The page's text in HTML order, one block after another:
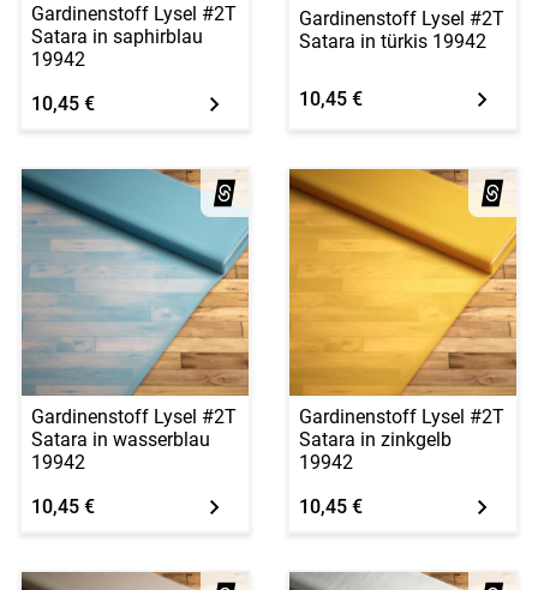
Gardinenstoff Lysel #2T
Satara in saphirblau
19942
10,45 €
Gardinenstoff Lysel #2T
Satara in türkis 19942
10,45 €
Gardinenstoff Lysel #2T
Satara in wasserblau
19942
10,45 €
Gardinenstoff Lysel #2T
Satara in zinkgelb
19942
10,45 €